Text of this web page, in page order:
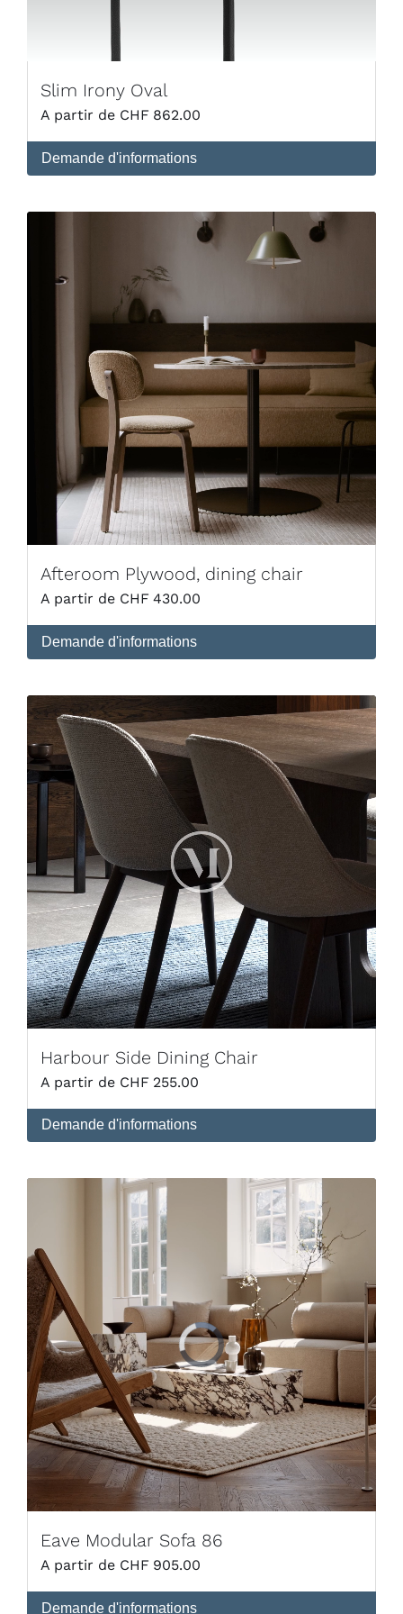
Slim Irony Oval
CHF 862.00
Demande d'informations
Afteroom Plywood, dining chair
CHF 430.00
Demande d'informations
Harbour Side Dining Chair
CHF 255.00
Demande d'informations
Eave Modular Sofa 86
CHF 905.00
Demande d'informations